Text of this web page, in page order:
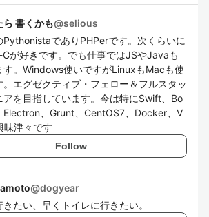
書くかも@selious
PythonistaでありPHPerです。次くらいに
が好きです。でも仕事ではJSやJavaも
す。Windows使いですがLinuxもMacも使
。エグゼクティブ・フェロー＆フルスタッ
アを目指しています。今は特にSwift、Bo
、Grunt、CentOS7、Docker、V
津々です
Follow
@dogyear
きたい、早くトイレに行きたい。